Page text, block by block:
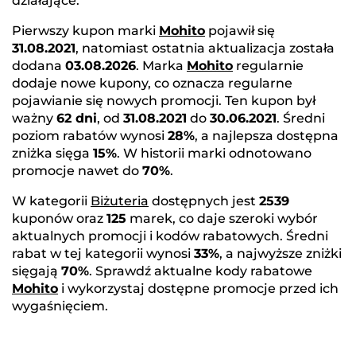
Pierwszy kupon marki Mohito pojawił się
31.08.2021, natomiast ostatnia aktualizacja została
dodana 03.08.2026. Marka Mohito regularnie
dodaje nowe kupony, co oznacza regularne
pojawianie się nowych promocji. Ten kupon był
ważny 62 dni, od 31.08.2021 do 30.06.2021. Średni
poziom rabatów wynosi 28%, a najlepsza dostępna
zniżka sięga 15%. W historii marki odnotowano
promocje nawet do 70%.
W kategorii Biżuteria dostępnych jest 2539
kuponów oraz 125 marek, co daje szeroki wybór
aktualnych promocji i kodów rabatowych. Średni
rabat w tej kategorii wynosi 33%, a najwyższe zniżki
sięgają 70%. Sprawdź aktualne kody rabatowe
Mohito i wykorzystaj dostępne promocje przed ich
wygaśnięciem.